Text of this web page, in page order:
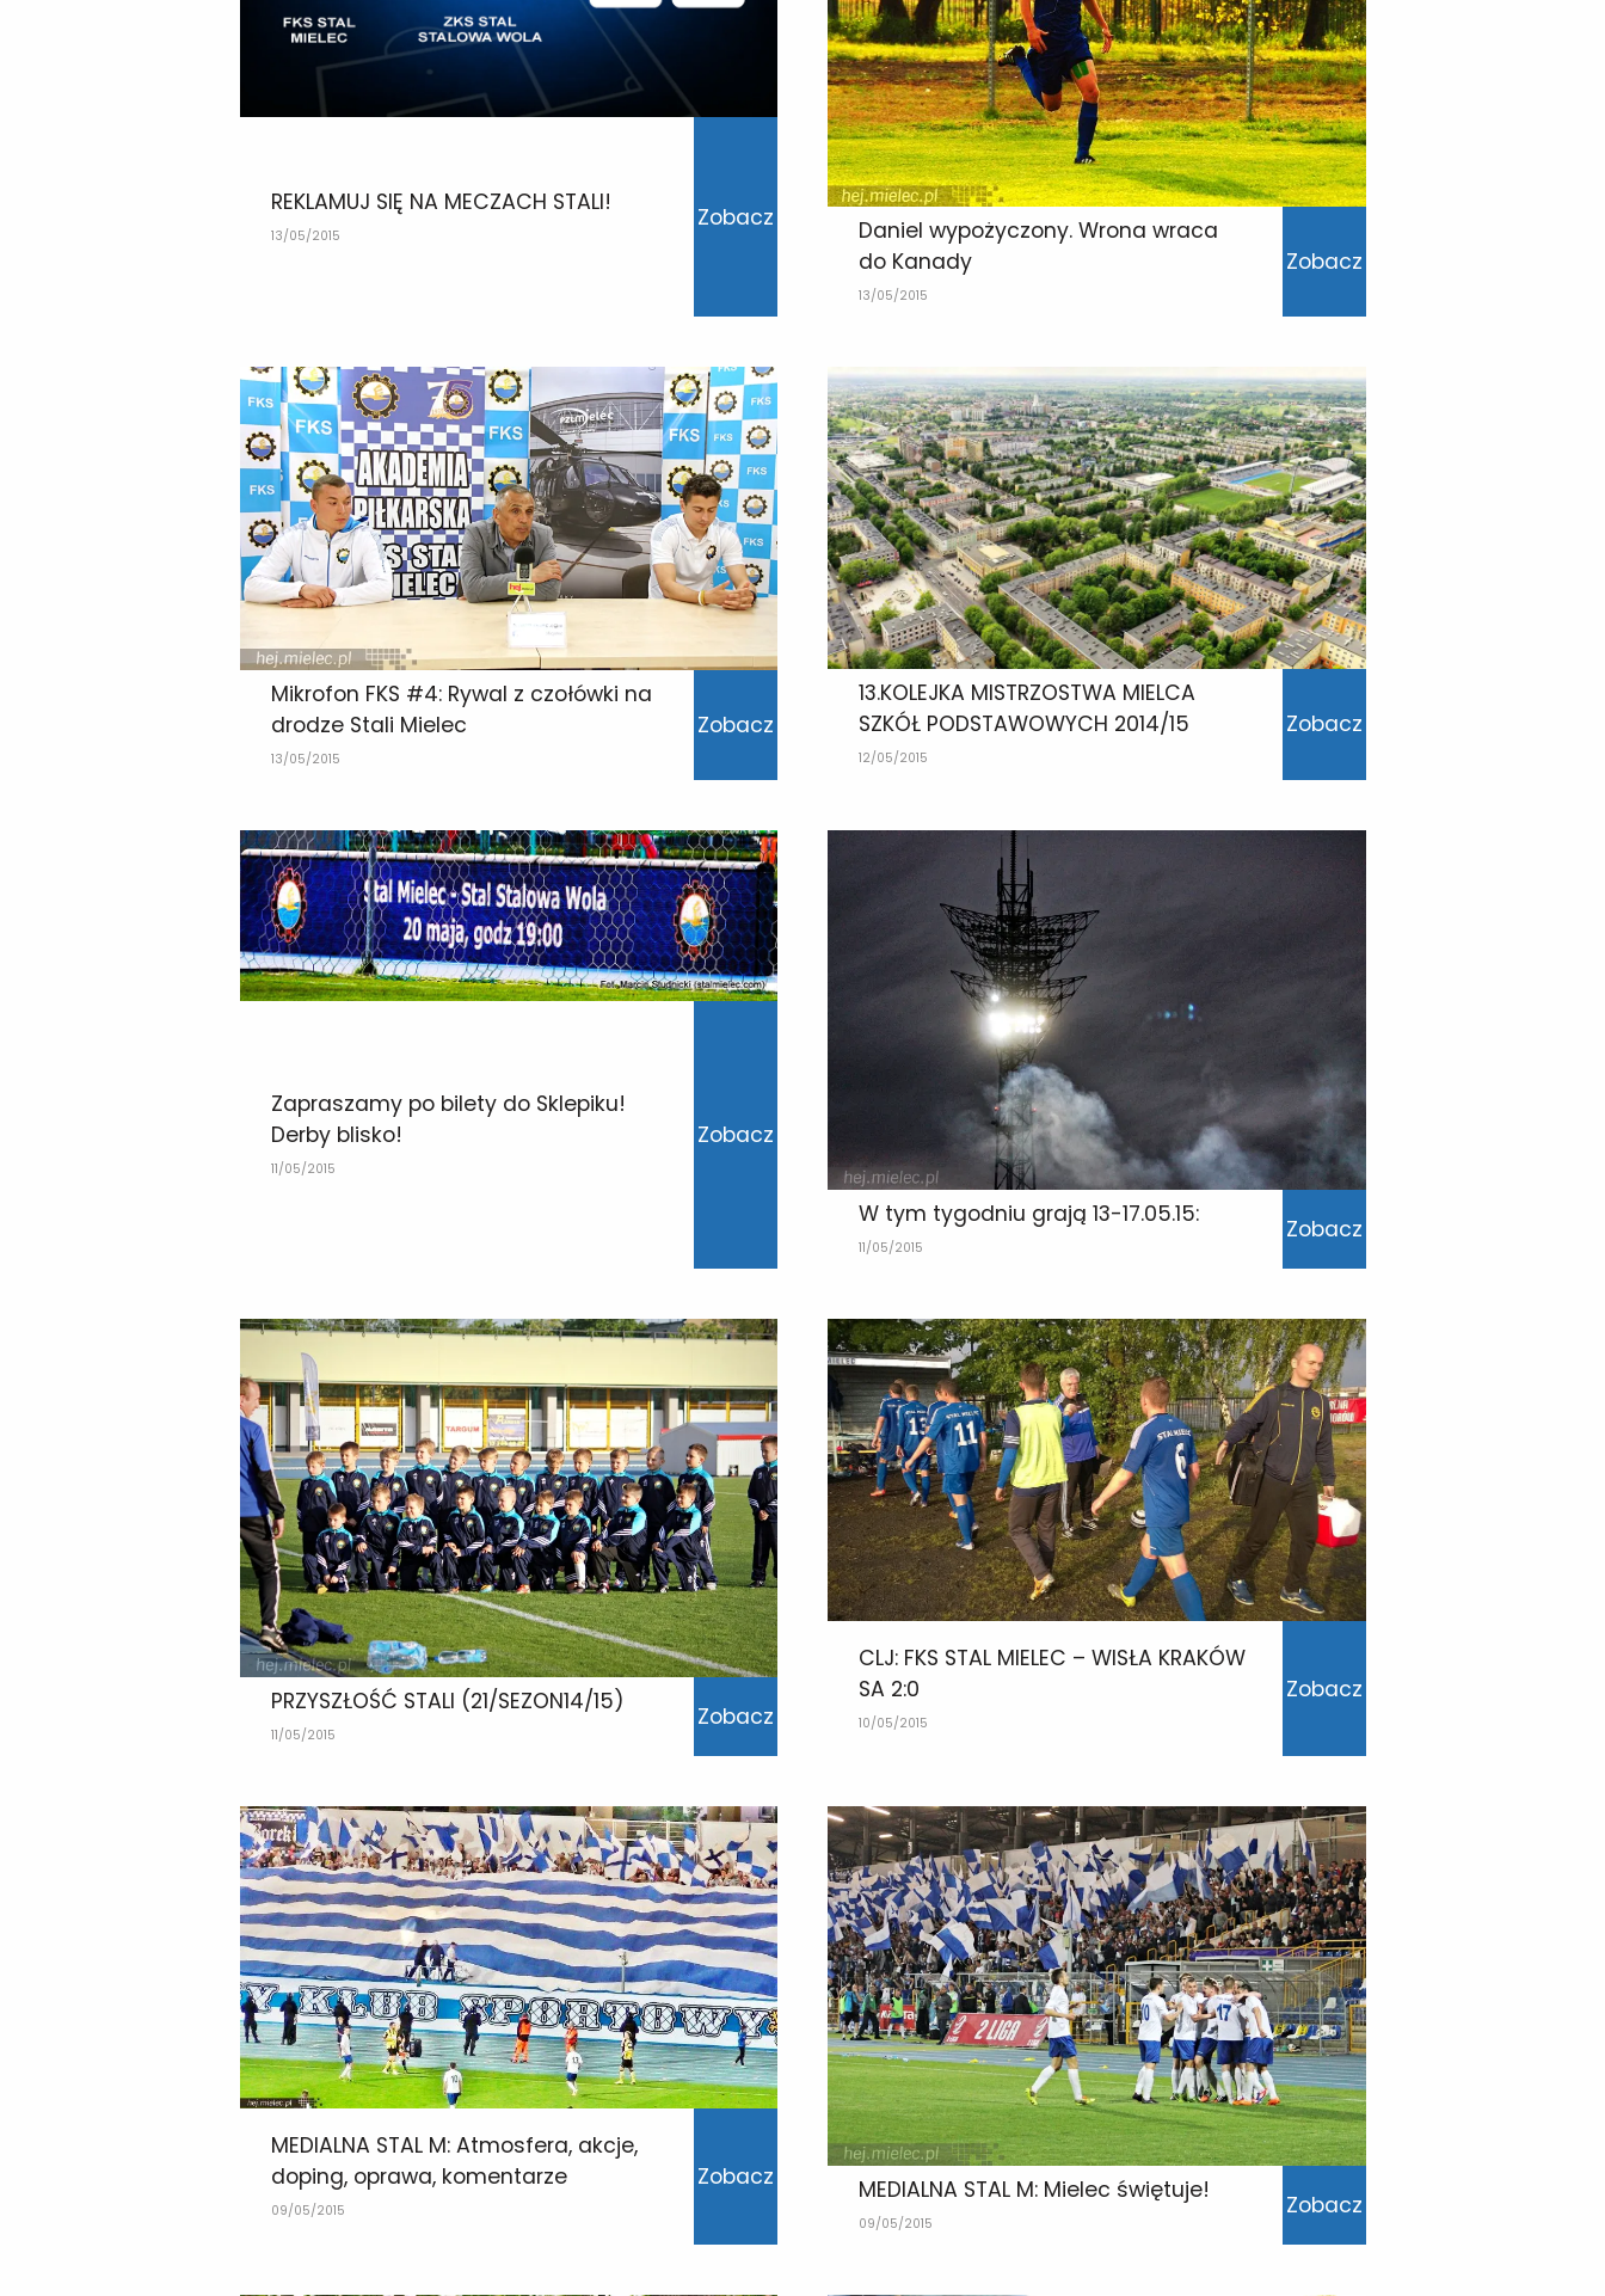
REKLAMUJ SIĘ NA MECZACH STALI!
13/05/2015
Zobacz
Daniel wypożyczony. Wrona wraca
do Kanady
13/05/2015
Zobacz
Mikrofon FKS #4: Rywal z czołówki na
drodze Stali Mielec
13/05/2015
Zobacz
13.KOLEJKA MISTRZOSTWA MIELCA
SZKÓŁ PODSTAWOWYCH 2014/15
12/05/2015
Zobacz
Zapraszamy po bilety do Sklepiku!
Derby blisko!
11/05/2015
Zobacz
W tym tygodniu grają 13-17.05.15:
11/05/2015
Zobacz
PRZYSZŁOŚĆ STALI (21/SEZON14/15)
11/05/2015
Zobacz
CLJ: FKS STAL MIELEC – WISŁA KRAKÓW
SA 2:0
10/05/2015
Zobacz
MEDIALNA STAL M: Atmosfera, akcje,
doping, oprawa, komentarze
09/05/2015
Zobacz MEDIALNA STAL M: Mielec świętuje!
09/05/2015
Zobacz